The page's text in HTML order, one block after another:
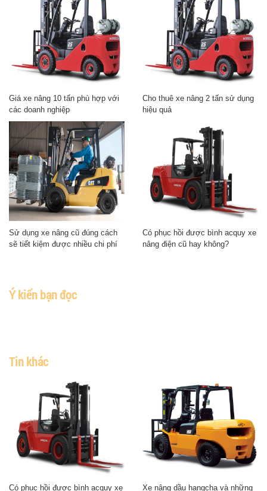
Giá xe nâng 10 tấn phù hợp với
các doanh nghiệp
Cho thuê xe nâng 2 tấn sử dụng
hiệu quả
Sử dụng xe nâng cũ đúng cách
sẽ tiết kiệm được nhiều chi phí
Có phục hồi được bình acquy xe
nâng điện cũ hay không?
Ý kiến bạn đọc
Tin khác
Có phục hồi được bình acquy xe Xe nâng dầu hangcha và những